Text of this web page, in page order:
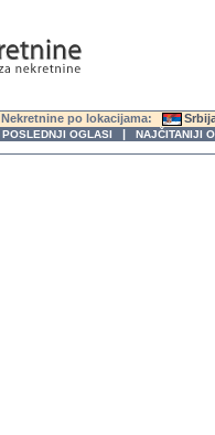
Nekretnine po lokacijama:
POSLEDNJI OGLASI | NAJČITANIJI